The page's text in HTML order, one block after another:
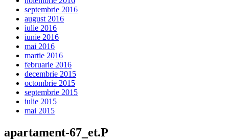
septembrie 2016
august 2016
iulie 2016
iunie 2016
mai 2016
martie 2016
februarie 2016
decembrie 2015
octombrie 2015
septembrie 2015
iulie 2015
mai 2015
apartament-67_et.P